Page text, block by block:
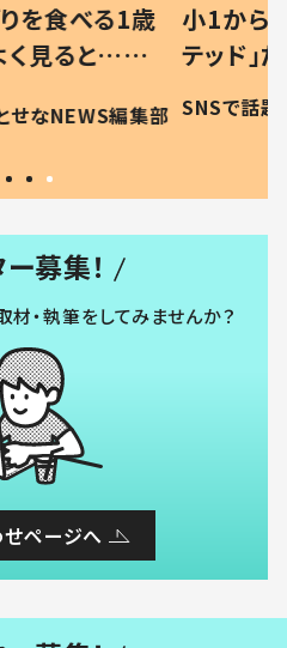
息子は「ギフ
父が“ウチ給
理由とは #令
子
とせなNEWS編集部
ひ孫に
が、抱
に「涙
方ない」
募集！
材・執筆をしてみませんか？
ページへ